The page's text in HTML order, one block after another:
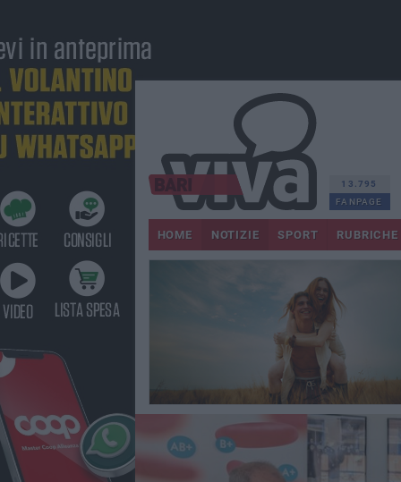
13.795
FANPAGE
HOME NOTIZIE SPORT RUBRICHE